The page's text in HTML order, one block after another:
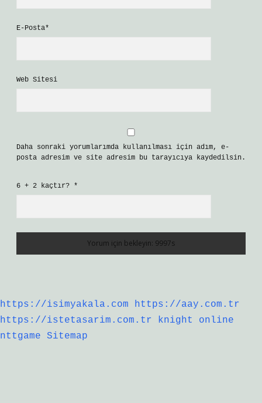
E-Posta*
Web Sitesi
Daha sonraki yorumlarımda kullanılması için adım, e-
posta adresim ve site adresim bu tarayıcıya kaydedilsin.
6 + 2 kaçtır? *
https://isimyakala.com
https://aay.com.tr
https://istetasarim.com.tr
knight online
nttgame
Sitemap